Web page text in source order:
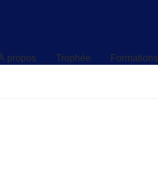
propos Trophée Formations